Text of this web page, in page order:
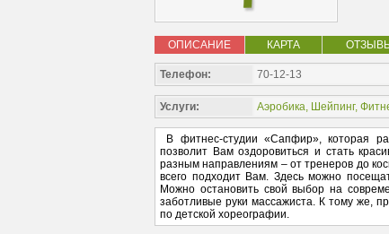
ОПИСАНИЕ КАРТА
Телефон: 70-12-13
Услуги: Аэробика, Шейпинг,
В фитнес-студии «Сапфир», которая
позволит Вам оздоровиться и стать
разным направлениям – от тренеров до
всего подходит Вам. Здесь можно
Можно остановить свой выбор на
заботливые руки массажиста. К тому же,
по детской хореографии.